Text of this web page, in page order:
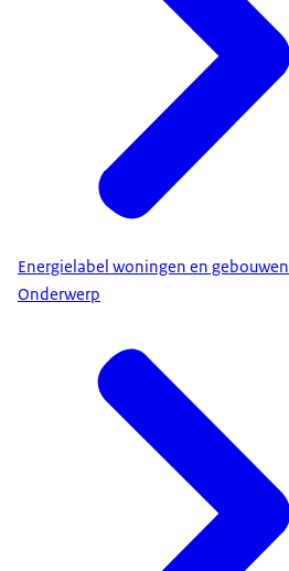
Energielabel woningen en gebouwen
Onderwerp